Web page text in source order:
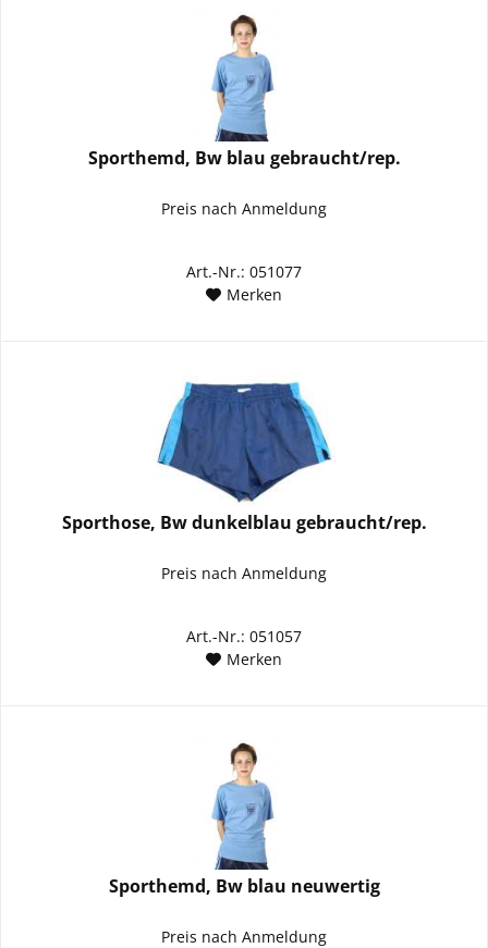
Sporthemd, Bw blau gebraucht/rep.
Preis nach Anmeldung
Art.-Nr.: 051077
Merken
Sporthose, Bw dunkelblau gebraucht/rep.
Preis nach Anmeldung
Art.-Nr.: 051057
Merken
Sporthemd, Bw blau neuwertig
Preis nach Anmeldung